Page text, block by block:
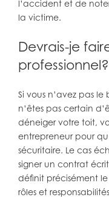
l’accident et de
la victime.
Devrais-je
professionnel?
Si vous n’avez pas
n’êtes pas certain
déneiger votre toit,
entrepreneur pour
sécuritaire. Le cas
signer un contrat
définit précisément
rôles et